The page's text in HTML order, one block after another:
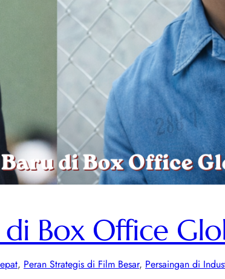
Box Office
, Peran Strategis di Film Besar, Persaingan di